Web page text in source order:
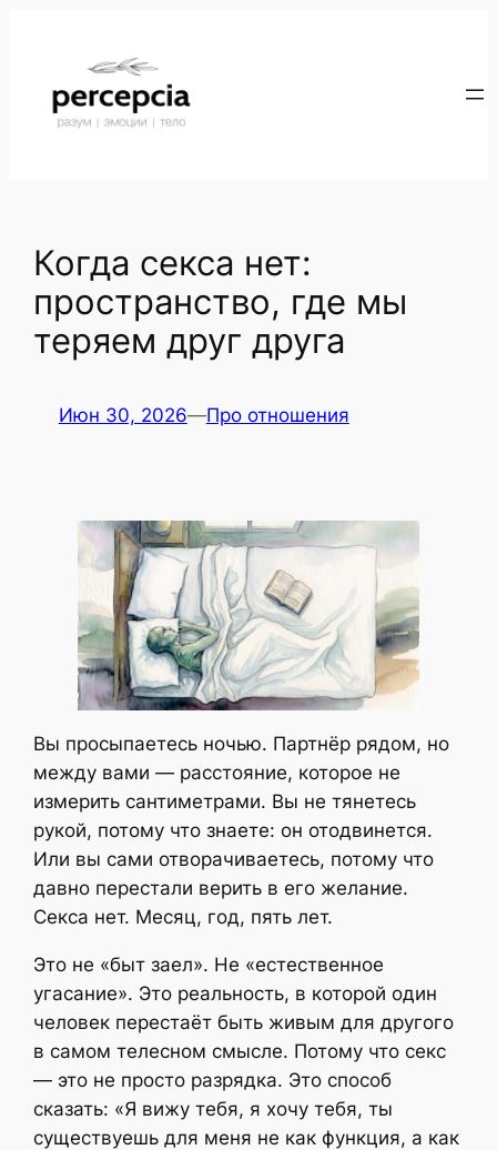
содержимому
Когда секса нет:
пространство, где мы
теряем друг друга
Июн 30, 2026—Про отношения
Вы просыпаетесь ночью. Партнёр рядом, но
между вами — расстояние, которое не
измерить сантиметрами. Вы не тянетесь
рукой, потому что знаете: он отодвинется.
Или вы сами отворачиваетесь, потому что
давно перестали верить в его желание.
Секса нет. Месяц, год, пять лет.
Это не «быт заел». Не «естественное
угасание». Это реальность, в которой один
человек перестаёт быть живым для другого
в самом телесном смысле. Потому что секс
— это не просто разрядка. Это способ
сказать: «Я вижу тебя, я хочу тебя, ты
существуешь для меня не как функция, а как